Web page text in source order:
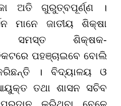
ଅତି ଗୁରୁତ୍ବପୂର୍ଣ୍ଣ ।
ମାନେ ଜାତୀୟ ଶିକ୍ଷା
ସମସ୍ତ ଶିକ୍ଷକ-
ପହଞ୍ଚାଇବେ ବୋଲି
। ବିଦ୍ୟାଳୟ ଓ
ତଥା ଶାସନ ସଚିବ
କରିଥିବା ବେଳେ